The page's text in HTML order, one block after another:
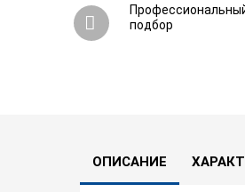
подбор
0
ОПИСАНИЕ